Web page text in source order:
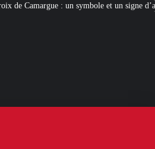
et un signe d’appartenance [ROMANS